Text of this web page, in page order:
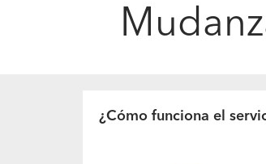
¿Cómo funciona el